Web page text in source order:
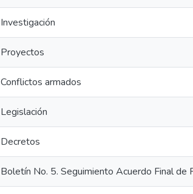
Investigación
Proyectos
Conflictos armados
Legislación
Decretos
Boletín No. 5. Seguimiento Acuerdo Final de